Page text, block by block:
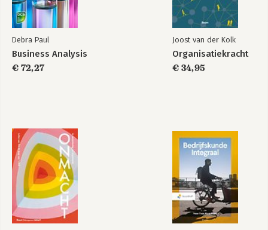
Integration
Web 2.0?
Software as a Service (Saas)
Dynamic Organization for an On-Demand Age
Narrowing the Gap between Business and IT
Service Oriented Enterprises: What Is Most Important
Debra Paul
Business Analysis
€ 72,27
Joost van der Kolk
Organisatiekracht
€ 34,95